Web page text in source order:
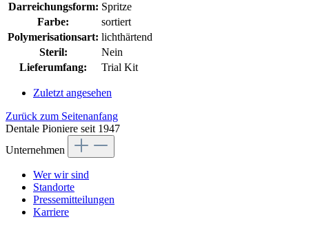
Darreichungsform: Spritze
Farbe:
sortiert
Polymerisationsart: lichthärtend
Steril:
Nein
Lieferumfang:
Trial Kit
Zuletzt angesehen
Zurück zum Seitenanfang
Dentale Pioniere seit 1947
Unternehmen
Wer wir sind
Standorte
Pressemitteilungen
Karriere